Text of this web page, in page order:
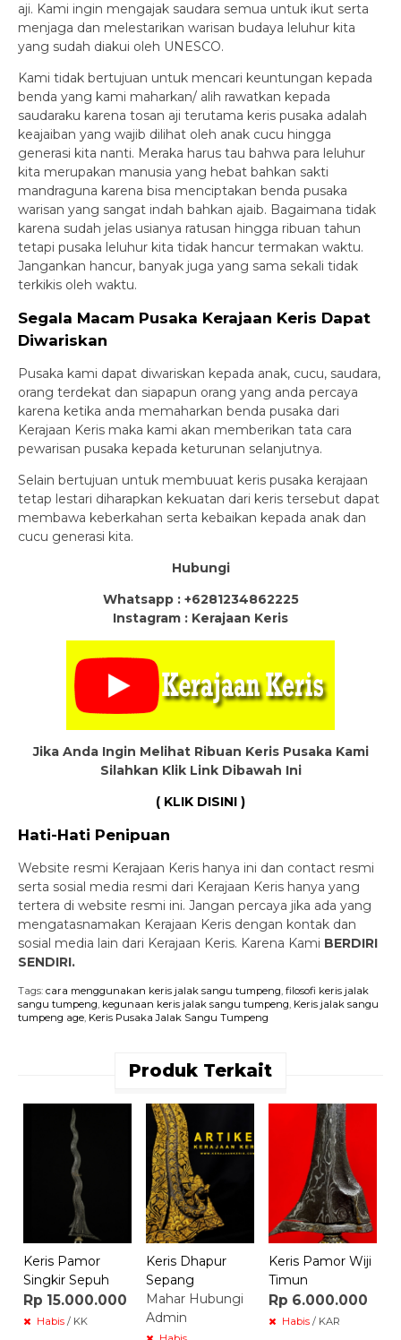
aji. Kami ingin mengajak saudara semua untuk ikut serta
menjaga dan melestarikan warisan budaya leluhur kita
yang sudah diakui oleh UNESCO.
Kami tidak bertujuan untuk mencari keuntungan kepada
benda yang kami maharkan/ alih rawatkan kepada
saudaraku karena tosan aji terutama keris pusaka adalah
keajaiban yang wajib dilihat oleh anak cucu hingga
generasi kita nanti. Meraka harus tau bahwa para leluhur
kita merupakan manusia yang hebat bahkan sakti
mandraguna karena bisa menciptakan benda pusaka
warisan yang sangat indah bahkan ajaib. Bagaimana tidak
karena sudah jelas usianya ratusan hingga ribuan tahun
tetapi pusaka leluhur kita tidak hancur termakan waktu.
Jangankan hancur, banyak juga yang sama sekali tidak
terkikis oleh waktu.
Segala Macam Pusaka Kerajaan Keris Dapat
Diwariskan
Pusaka kami dapat diwariskan kepada anak, cucu, saudara,
orang terdekat dan siapapun orang yang anda percaya
karena ketika anda memaharkan benda pusaka dari
Kerajaan Keris maka kami akan memberikan tata cara
pewarisan pusaka kepada keturunan selanjutnya.
Selain bertujuan untuk membuuat keris pusaka kerajaan
tetap lestari diharapkan kekuatan dari keris tersebut dapat
membawa keberkahan serta kebaikan kepada anak dan
cucu generasi kita.
Hubungi
Whatsapp : +6281234862225
Instagram : Kerajaan Keris
Jika Anda Ingin Melihat Ribuan Keris Pusaka Kami
Silahkan Klik Link Dibawah Ini
( KLIK DISINI )
Hati-Hati Penipuan
Website resmi Kerajaan Keris hanya ini dan contact resmi
serta sosial media resmi dari Kerajaan Keris hanya yang
tertera di website resmi ini. Jangan percaya jika ada yang
mengatasnamakan Kerajaan Keris dengan kontak dan
sosial media lain dari Kerajaan Keris. Karena Kami BERDIRI
SENDIRI.
Tags: cara menggunakan keris jalak sangu tumpeng, filosofi keris jalak
sangu tumpeng, kegunaan keris jalak sangu tumpeng, Keris jalak sangu
tumpeng age, Keris Pusaka Jalak Sangu Tumpeng
Produk Terkait
Keris Pamor
Singkir Sepuh
Rp 15.000.000
Habis / KK
Keris Dhapur
Sepang
Mahar Hubungi
Admin
Keris Pamor Wiji
Timun
Rp 6.000.000
Habis / KAR